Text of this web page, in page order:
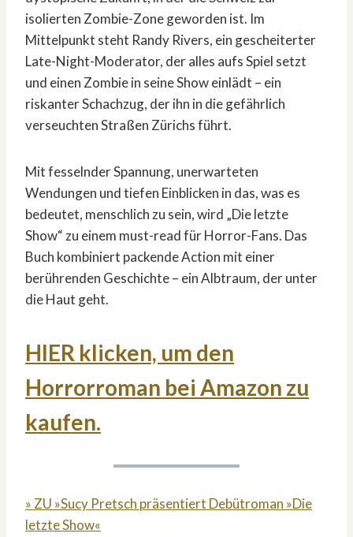
isolierten Zombie-Zone geworden ist. Im
Mittelpunkt steht Randy Rivers, ein gescheiterter
Late-Night-Moderator, der alles aufs Spiel setzt
und einen Zombie in seine Show einlädt – ein
riskanter Schachzug, der ihn in die gefährlich
verseuchten Straßen Zürichs führt.
Mit fesselnder Spannung, unerwarteten
Wendungen und tiefen Einblicken in das, was es
bedeutet, menschlich zu sein, wird „Die letzte
Show“ zu einem must-read für Horror-Fans. Das
Buch kombiniert packende Action mit einer
berührenden Geschichte – ein Albtraum, der unter
die Haut geht.
HIER klicken, um den
Horrorroman bei Amazon zu
kaufen.
» ZU »Sucy Pretsch präsentiert Debütroman »Die
letzte Show«